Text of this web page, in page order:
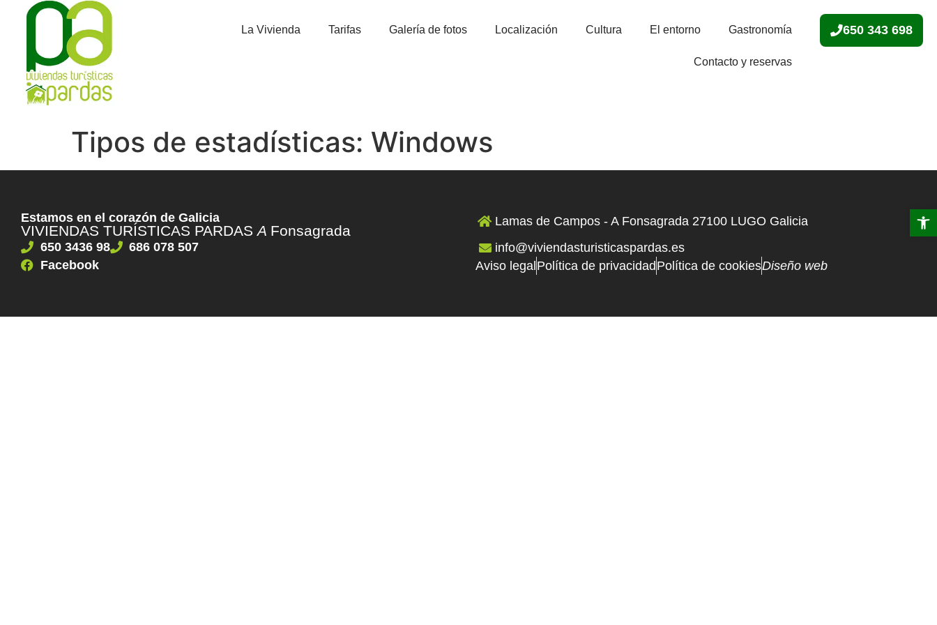
La Vivienda Tarifas Galería de fotos Localización Cultura El entorno Gastronomía
Contacto y reservas
650 343 698
Tipos de estadísticas: Windows
Estamos en el corazón de Galicia
VIVIENDAS TURÍSTICAS PARDASA Fonsagrada
650 3436 98
686 078 507
Facebook
Lamas de Campos - A Fonsagrada 27100 LUGO Galicia
info@viviendasturisticaspardas.es
Aviso legal Política de privacidad Política de cookiesDiseño web
Abrir